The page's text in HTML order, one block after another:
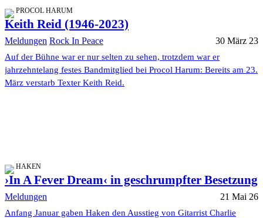
PROCOL HARUM
Keith Reid (1946-2023)
Meldungen Rock In Peace 30 März 23
Auf der Bühne war er nur selten zu sehen, trotzdem war er
jahrzehntelang festes Bandmitglied bei Procol Harum: Bereits am 23.
März verstarb Texter Keith Reid.
HAKEN
›In A Fever Dream‹ in geschrumpfter Besetzung
Meldungen 21 Mai 26
Anfang Januar gaben Haken den Ausstieg von Gitarrist Charlie